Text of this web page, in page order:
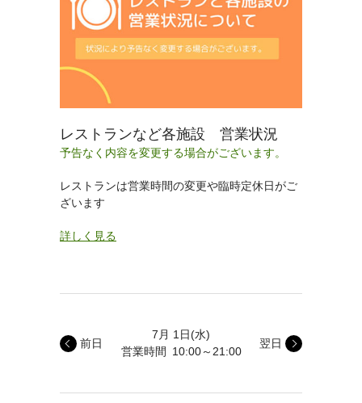
レストランなど各施設 営業状況
予告なく内容を変更する場合がございます。
レストランは営業時間の変更や臨時定休日がご
ざいます
詳しく見る
7月 1日(水)
営業時間
10:00～21:00
前日 翌日